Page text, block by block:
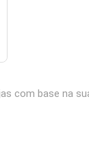
com base na